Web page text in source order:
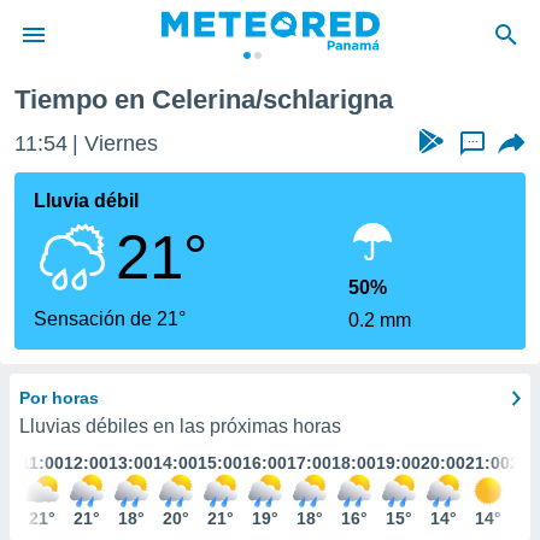
de
ha
para
que se
calidad.
a este
las
y
digital
basada
Tiempo en Celerina/schlarigna
11:54 Viernes ...
Lluvia débil
21°
Sensación de 21°
50%
0.2 mm
Por horas
Lluvias débiles en las próximas horas
11:00
21°
12:00
21°
13:00
18°
14:00
20°
15:00
21°
16:00
19°
17:00
18°
18:00
16°
19:00
15°
20:00
14°
21:00
14°